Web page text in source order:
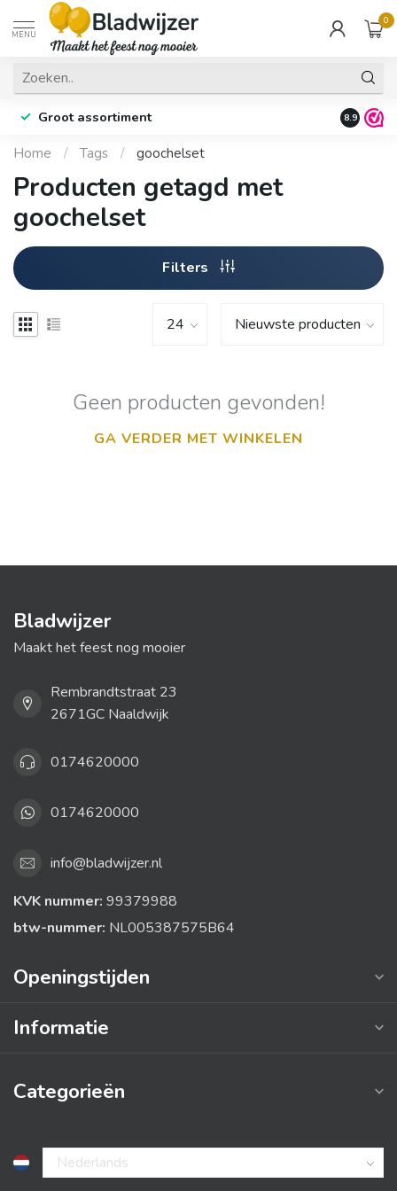
MENU
0
Groot assortiment Fysieke
8.9
Home / Tags / goochelset
Producten getagd met
goochelset
Filters
Geen producten gevonden!
GA VERDER MET WINKELEN
Bladwijzer
Maakt het feest nog mooier
Rembrandtstraat 23
2671GC Naaldwijk
0174620000
0174620000
info@bladwijzer.nl
KVK nummer: 99379988
btw-nummer: NL005387575B64
Openingstijden
Informatie
Categorieën